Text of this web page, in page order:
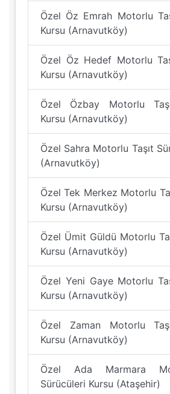
Özel Öz Emrah Motorlu
Kursu (Arnavutköy)
Özel Öz Hedef Motorlu
Kursu (Arnavutköy)
Özel Özbay Motorlu
Kursu (Arnavutköy)
Özel Sahra Motorlu Taşıt
(Arnavutköy)
Özel Tek Merkez Motorlu
Kursu (Arnavutköy)
Özel Ümit Güldü Motorlu
Kursu (Arnavutköy)
Özel Yeni Gaye Motorlu
Kursu (Arnavutköy)
Özel Zaman Motorlu
Kursu (Arnavutköy)
Özel Ada Marmara
Sürücüleri Kursu (Ataşehir)